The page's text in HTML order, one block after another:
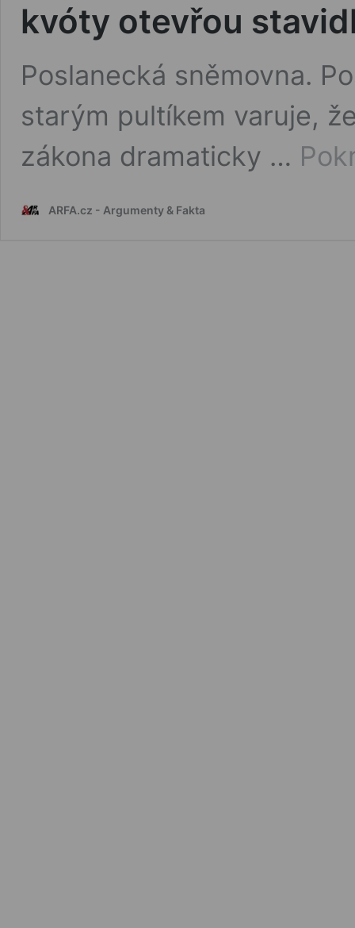
kvóty otevřou
Poslanecká sněmovna.
starým pultíkem varuje,
zákona dramaticky …
ARFA.cz - Argumenty & Fakta